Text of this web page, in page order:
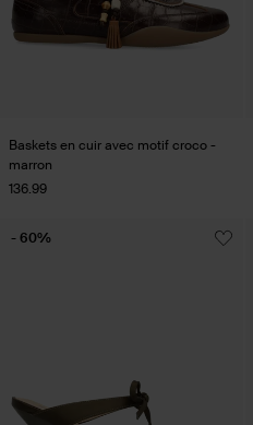
Baskets en cuir avec motif croco -
marron
136.99
- 60%